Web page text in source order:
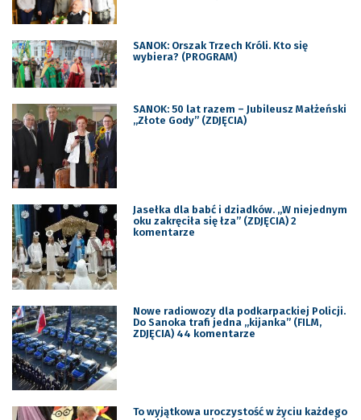
SANOK: Orszak Trzech Króli. Kto się
wybiera? (PROGRAM)
SANOK: 50 lat razem – Jubileusz Małżeński
„Złote Gody” (ZDJĘCIA)
Jasełka dla babć i dziadków. „W niejednym
oku zakręciła się łza” (ZDJĘCIA) 2
komentarze
Nowe radiowozy dla podkarpackiej Policji.
Do Sanoka trafi jedna „kijanka” (FILM,
ZDJĘCIA) 44 komentarze
To wyjątkowa uroczystość w życiu każdego